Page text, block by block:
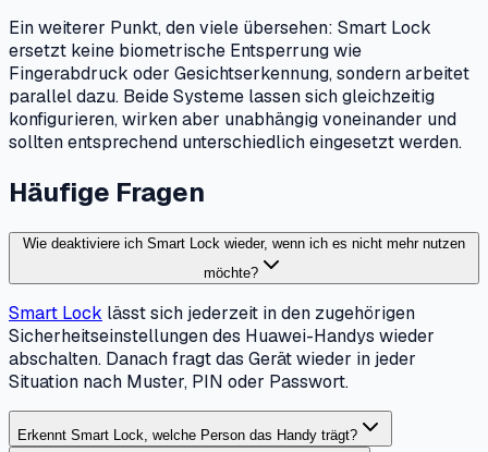
Ein weiterer Punkt, den viele übersehen: Smart Lock
ersetzt keine biometrische Entsperrung wie
Fingerabdruck oder Gesichtserkennung, sondern arbeitet
parallel dazu. Beide Systeme lassen sich gleichzeitig
konfigurieren, wirken aber unabhängig voneinander und
sollten entsprechend unterschiedlich eingesetzt werden.
Häufige Fragen
Wie deaktiviere ich Smart Lock wieder, wenn ich es nicht mehr nutzen
möchte?
Smart Lock lässt sich jederzeit in den zugehörigen
Sicherheitseinstellungen des Huawei-Handys wieder
abschalten. Danach fragt das Gerät wieder in jeder
Situation nach Muster, PIN oder Passwort.
Erkennt Smart Lock, welche Person das Handy trägt?